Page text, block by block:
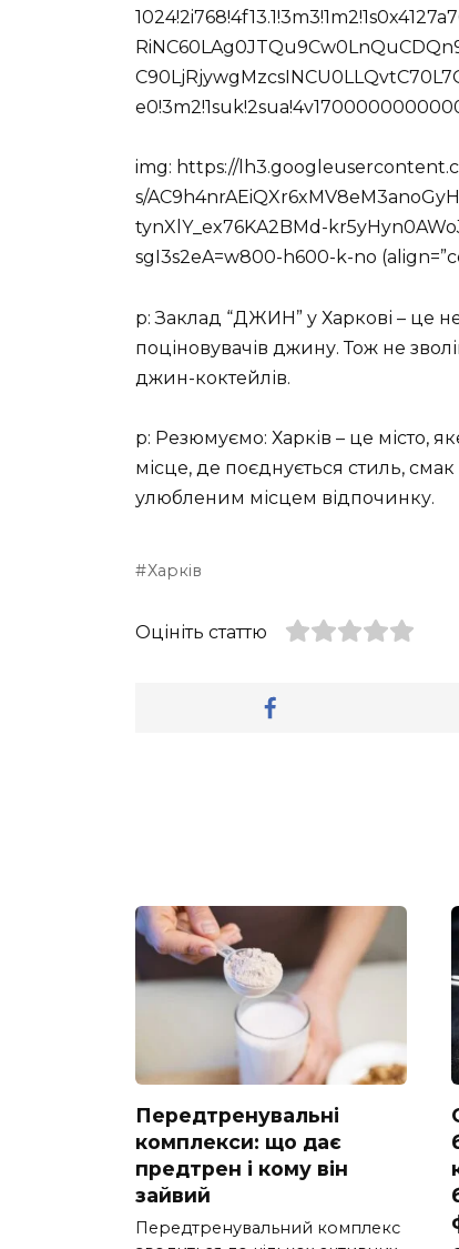
img: https://
s/
tynXlY_ex76KA2BMd-
sgI3s2eA=w800-h600-k-no
p: Заклад “ДЖИН” у Харкові – це
поціновувачів джину. Тож не
джин-коктейлів.
p: Резюмуємо: Харків – це місто,
місце, де поєднується стиль,
улюбленим місцем відпочинку.
Харків
Оцініть статтю
Передтренувальні
комплекси: що дає
предтрен і кому він
зайвий
Передтренувальний комплекс